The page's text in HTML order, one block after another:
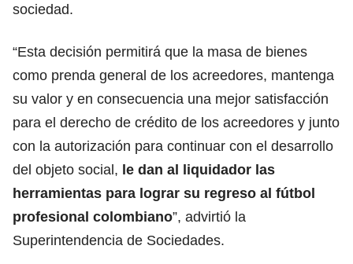
sociedad.
“Esta decisión permitirá que la masa de bienes
como prenda general de los acreedores, mantenga
su valor y en consecuencia una mejor satisfacción
para el derecho de crédito de los acreedores y junto
con la autorización para continuar con el desarrollo
del objeto social, le dan al liquidador las
herramientas para lograr su regreso al fútbol
profesional colombiano”, advirtió la
Superintendencia de Sociedades.